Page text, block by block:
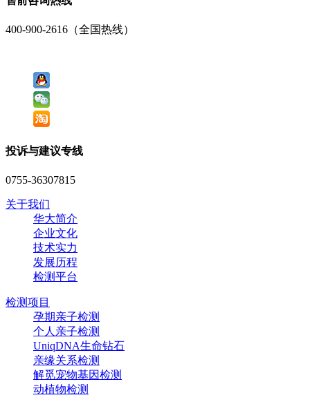
400-900-2616（全国热线）
投诉与建议专线
0755-36307815
关于我们
华大简介
企业文化
技术实力
发展历程
检测平台
检测项目
孕期亲子检测
个人亲子检测
UniqDNA生命钻石
亲缘关系检测
解觅宠物基因检测
动植物检测